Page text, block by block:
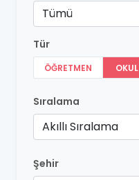
Tümü
Tür
ÖĞRETMEN OKUL
Sıralama
Akıllı Sıralama
Şehir